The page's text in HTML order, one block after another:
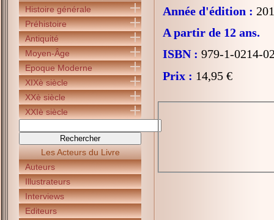
Histoire générale
Préhistoire
Antiquité
Moyen-Âge
Epoque Moderne
XIXè siècle
XXè siècle
XXIè siècle
Les Acteurs du Livre
Auteurs
Illustrateurs
Interviews
Editeurs
Année d'édition :
A partir de 12 ans.
ISBN : 979-1-0214-
Prix : 14,95 €